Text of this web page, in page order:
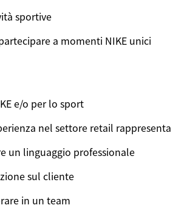
sportive
a momenti NIKE unici
e/o per lo sport
nel settore retail
un linguaggio professionale
sul cliente
in un team